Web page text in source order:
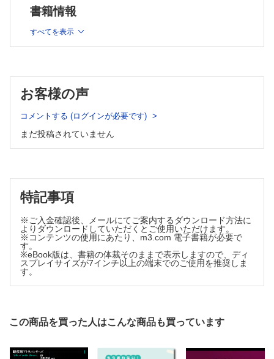
3．無水晶体眼の症状
4．無水晶体眼の治療（視力矯正法）
F．屈折異常と弱視
1．視機能の発達
2．弱視の定義
6．屈折異常による弱視の治療と対策
1．両眼視
3．眼位異常と両眼視
4．不同視と両眼視
1．調節とは
2．調節の機構
3．調節の光学的変化
4．調節力と調節域
5．調節と輻湊との関係
6．屈折と調節の境界
7．屈折異常眼と調節
8．調節の神経支配
9．調節異常
3．眼鏡フレーム
5．眼鏡作成上の問題点
3．他覚的屈折検査
4．屈折検査の問題点
付．屈折異常の統計のとり方
A．遠視
1．遠視の定義
6．遠視の治療
1．近視の定義
2．近視の頻度
3．近視の分類、症状
4．近視の病理
8．その他の近視
1．乱視の定義
書籍情報
すべてを表示
お客様の声
コメントする (ログインが必要です)
まだ投稿されていません
特記事項
※ご入金確認後、メールにてご案内するダウンロード方法に
よりダウンロードしていただくとご使用いただけます。
※コンテンツの使用にあたり、m3.com 電子書籍が必要で
す。
※eBook版は、書籍の体裁そのままで表示しますので、ディ
スプレイサイズが7インチ以上の端末でのご使用を推奨しま
す。
この商品を買った人はこんな商品も買っています